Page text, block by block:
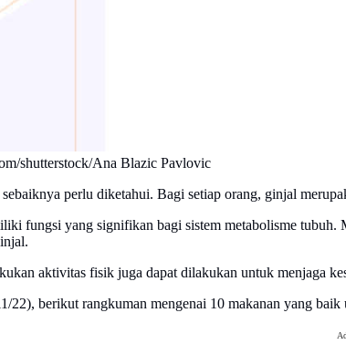
shutterstock/Ana Blazic Pavlovic
sebaiknya perlu diketahui. Bagi setiap orang, ginjal
fungsi yang signifikan bagi sistem metabolisme
aktivitas fisik juga dapat dilakukan untuk menjaga
22), berikut rangkuman mengenai 10 makanan yang